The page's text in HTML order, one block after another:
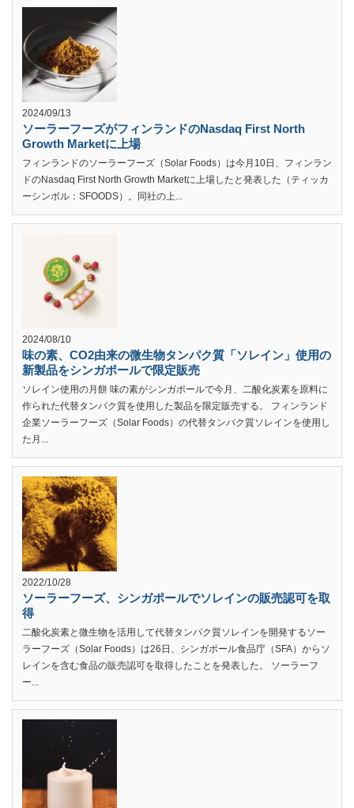
2024/09/13
ソーラーフーズがフィンランドのNasdaq First North
Growth Marketに上場
フィンランドのソーラーフーズ（Solar Foods）は今月10日、フィンラン
ドのNasdaq First North Growth Marketに上場したと発表した（ティッカ
ーシンボル：SFOODS）。同社の上...
2024/08/10
味の素、CO2由来の微生物タンパク質「ソレイン」使用の
新製品をシンガポールで限定販売
ソレイン使用の月餅 味の素がシンガポールで今月、二酸化炭素を原料に
作られた代替タンパク質を使用した製品を限定販売する。 フィンランド
企業ソーラーフーズ（Solar Foods）の代替タンパク質ソレインを使用し
た月...
2022/10/28
ソーラーフーズ、シンガポールでソレインの販売認可を取
得
二酸化炭素と微生物を活用して代替タンパク質ソレインを開発するソー
ラーフーズ（Solar Foods）は26日、シンガポール食品庁（SFA）からソ
レインを含む食品の販売認可を取得したことを発表した。 ソーラーフ
ー...